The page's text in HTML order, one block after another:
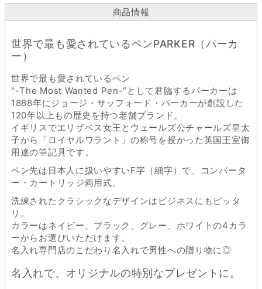
商品情報
世界で最も愛されているペンPARKER（パーカ
ー）
世界で最も愛されているペン
"-The Most Wanted Pen-”として君臨するパーカーは
1888年にジョージ・サッフォード・パーカーが創設した
120年以上もの歴史を持つ老舗ブランド。
イギリスでエリザベス女王とウェールズ公チャールズ皇太
子から「ロイヤルワラント」の称号を授かった英国王室御
用達の筆記具です。
ペン先は日本人に扱いやすいF字（細字）で、コンバータ
ー・カートリッジ両用式。
洗練されたクラシックなデザインはビジネスにもピッタ
リ。
カラーはネイビー、ブラック、グレー、ホワイトの4カラ
ーからお選びいただけます。
名入れ専門店のこだわり名入れで男性への贈り物に◎
名入れで、オリジナルの特別なプレゼントに。